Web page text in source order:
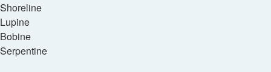
Shoreline
Lupine
Bobine
Serpentine